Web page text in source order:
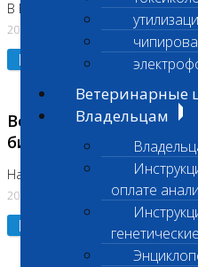
Ветеринарные
Владельцам
оплате
В Бутово 21.07.2026
20.07.2026
Подробнее
Возобновлено
биохимических
На Нагорной
20.07.2026
Подробнее